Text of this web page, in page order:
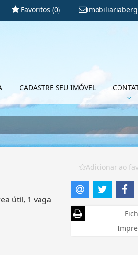
Favoritos (0)
CADASTRE SEU IMÓVEL
útil, 1 vaga
Adicionar ao